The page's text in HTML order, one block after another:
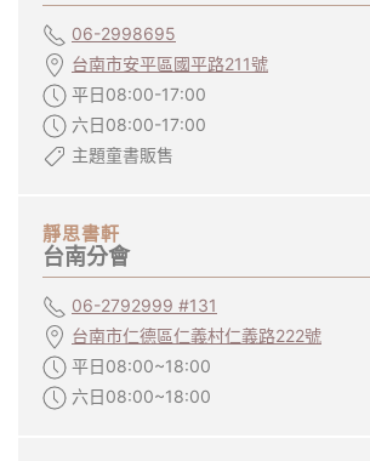
06-2998695
台南市安平區國平路211號
平日08:00-17:00
六日08:00-17:00
主題童書販售
靜思書軒
台南分會
06-2792999 #131
台南市仁德區仁義村仁義路222號
平日08:00~18:00
六日08:00~18:00